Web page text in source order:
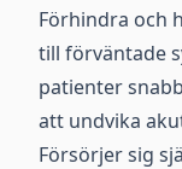
Förhindra och
till förväntade
patienter
att undvika
Försörjer sig